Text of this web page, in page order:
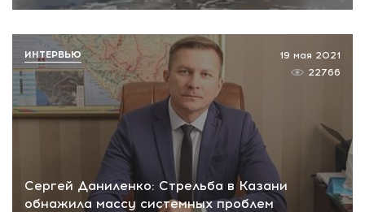
Сергей Даниленко: Стрельба в Казани
обнажила массу системных проблем
19 мая 2021
22766
ИНТЕРВЬЮ